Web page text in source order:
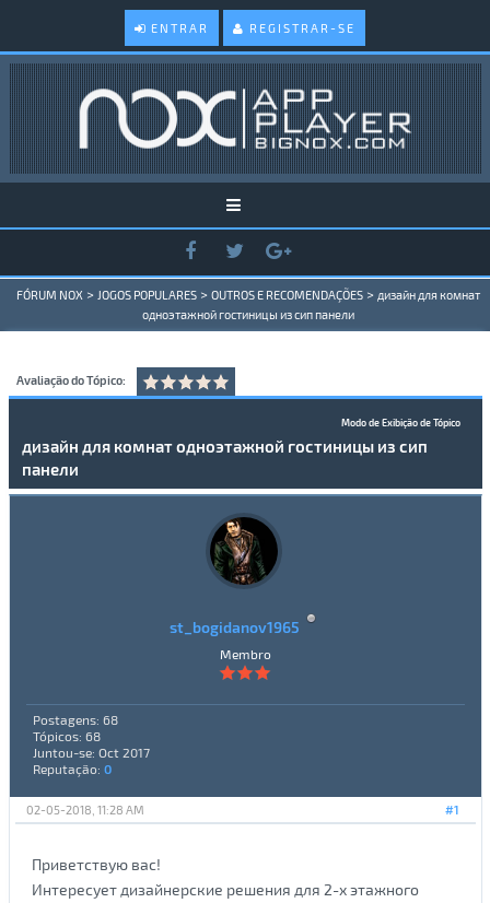
ENTRAR REGISTRAR-SE
FÓRUM NOX > JOGOS POPULARES > OUTROS E RECOMENDAÇÕES > дизайн для комнат
одноэтажной гостиницы из сип панели
Avaliação do Tópico:
Modo de Exibição de Tópico
дизайн для комнат одноэтажной гостиницы из сип
панели
st_bogidanov1965
Membro
Postagens: 68
Tópicos: 68
Juntou-se: Oct 2017
Reputação: 0
#1
02-05-2018, 11:28 AM
Приветствую вас!
Интересует дизайнерские решения для 2-х этажного